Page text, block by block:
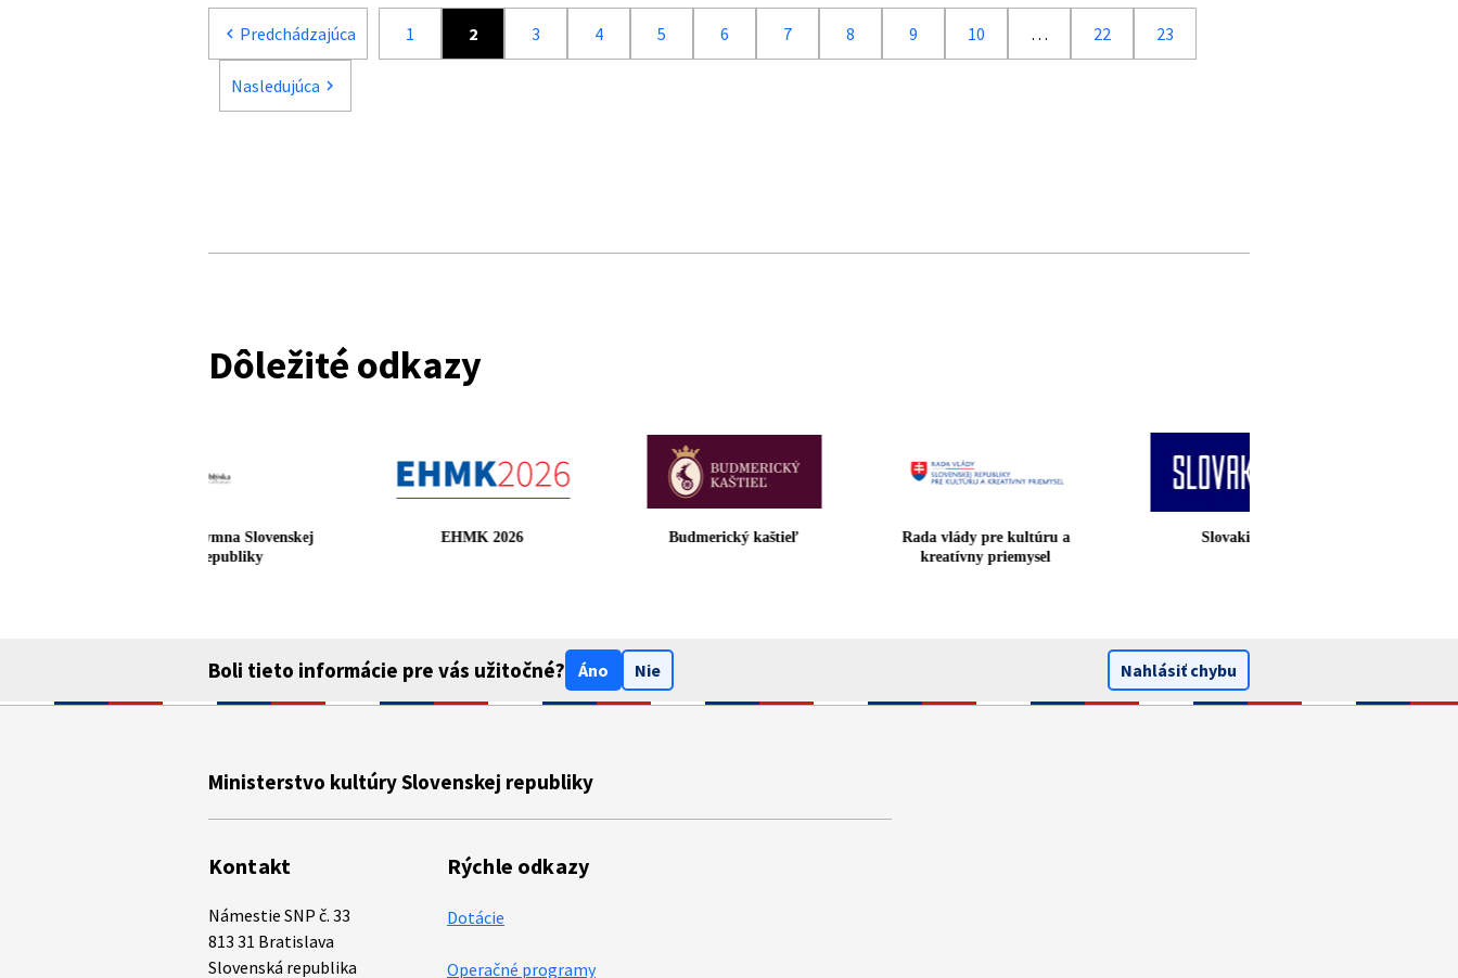
chevron_left Predchádzajúca 1 2 3 4 5 6 7 8 9 10 … 22 23
Nasledujúca chevron_right
Dôležité odkazy
Štátna hymna Slovenskej
republiky
EHMK 2026 Budmerický kaštieľ
Rada vlády pre kultúru a
kreatívny priemysel
Slovakiana
Boli tieto informácie pre vás užitočné? Áno Nie Nahlásiť chybu
Ministerstvo kultúry Slovenskej republiky
Kontakt
Námestie SNP č. 33
813 31 Bratislava
Slovenská republika
Rýchle odkazy
Dotácie
Operačné programy